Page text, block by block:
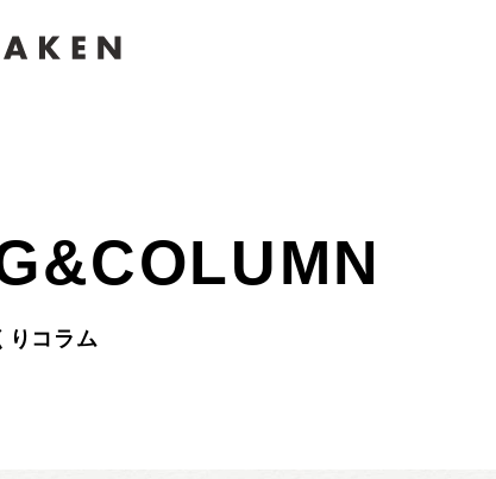
りコラム